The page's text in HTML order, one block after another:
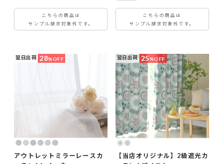
こちらの商品は
サンプル請求対象外です。
こちらの商品は
サンプル請求対象外です。
翌日出荷 28%OFF
アウトレットミラーレースカ
翌日出荷 25%OFF
【当店オリジナル】2級遮光カ